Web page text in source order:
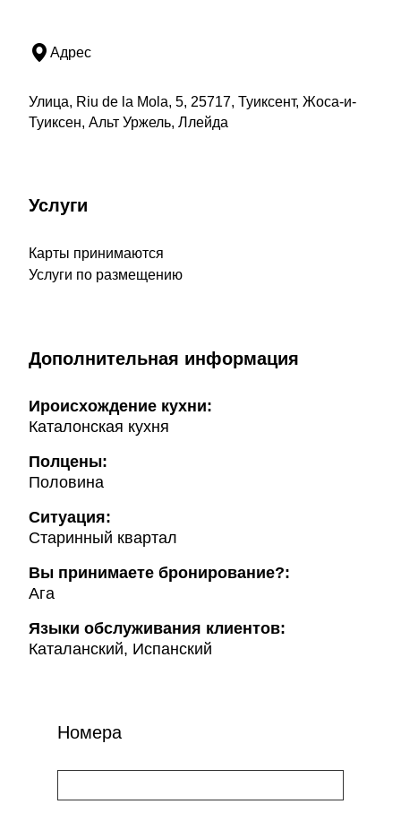
Адрес
Улица, Riu de la Mola, 5, 25717, Туиксент, Жоса-и-
Туиксен, Альт Уржель, Ллейда
Услуги
Карты принимаются
Услуги по размещению
Дополнительная информация
Ироисхождение кухни:
Каталонская кухня
Полцены:
Половина
Ситуация:
Старинный квартал
Вы принимаете бронирование?:
Ага
Языки обслуживания клиентов:
Каталанский, Испанский
Номера